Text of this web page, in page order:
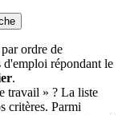
ordre de
d'emploi répondant le
.
travail » ? La liste
critères. Parmi